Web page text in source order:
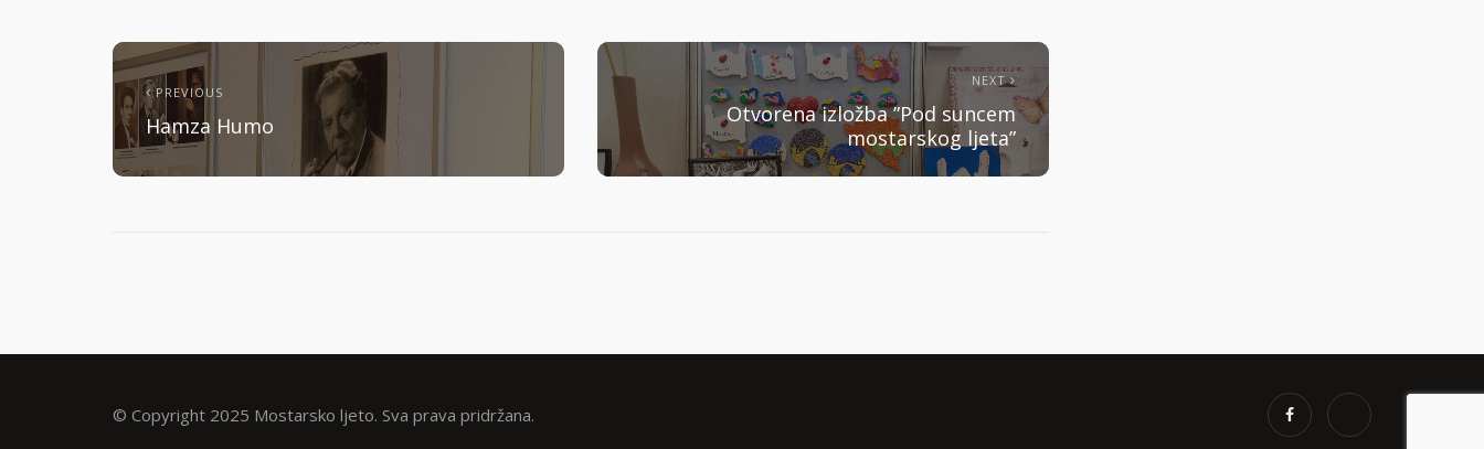
PREVIOUS
Hamza Humo
NEXT
Otvorena izložba ”Pod suncem
mostarskog ljeta”
© Copyright 2025 Mostarsko ljeto. Sva prava pridržana.